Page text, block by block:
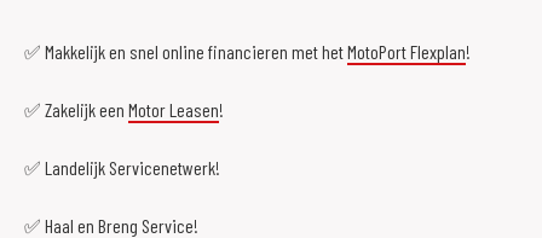
✅ Makkelijk en snel online financieren met hetMotoPort Flexplan!
✅ Zakelijk een Motor Leasen!
✅ Landelijk Servicenetwerk!
✅ Haal en Breng Service!